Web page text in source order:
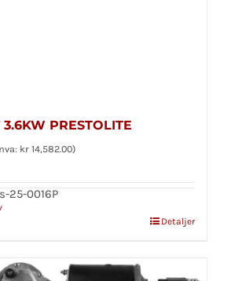
3.6KW PRESTOLITE
kr 14,582.00)
25-0016P
Detaljer